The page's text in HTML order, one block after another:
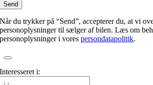
Når du trykker på “Send”, accepterer du, at vi
personoplysninger til sælger af bilen. Læs om
personoplysninger i vorespersondatapolitik.
Interesseret i: